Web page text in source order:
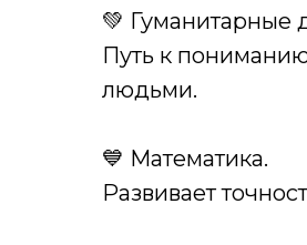
💚 Гуманитарные
Путь к
людьми.
💙 Математика.
Развивает